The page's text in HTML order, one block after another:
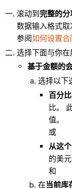
滚动到完整的
数据输入格式
参阅如何设置合
选择下面与你在
基于金额的
选择以下
百分比
比。
值。
或
从这
的美元
和
在当前库